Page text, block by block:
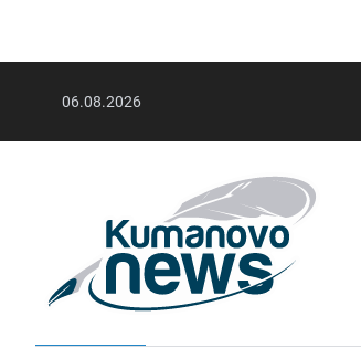
06.08.2026